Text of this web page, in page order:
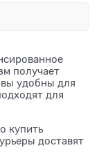
получает
удобны для
для
купить
доставят